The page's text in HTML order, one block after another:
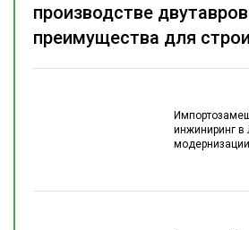
инжиниринг в
модернизации
производстве
преимущества для